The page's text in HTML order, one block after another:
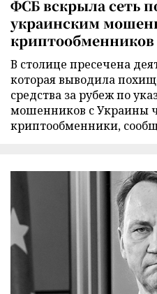
ФСБ вскрыла сеть
украинским
криптообменников
В столице пресечена
которая выводила
средства за рубеж по
мошенников с Украины
криптообменники,